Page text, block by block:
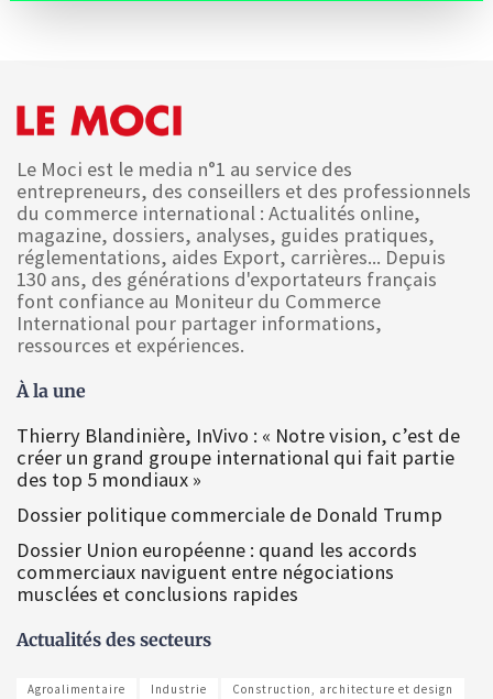
Le Moci est le media n°1 au service des
entrepreneurs, des conseillers et des professionnels
du commerce international : Actualités online,
magazine, dossiers, analyses, guides pratiques,
réglementations, aides Export, carrières... Depuis
130 ans, des générations d'exportateurs français
font confiance au Moniteur du Commerce
International pour partager informations,
ressources et expériences.
À la une
Thierry Blandinière, InVivo : « Notre vision, c’est de
créer un grand groupe international qui fait partie
des top 5 mondiaux »
Dossier politique commerciale de Donald Trump
Dossier Union européenne : quand les accords
commerciaux naviguent entre négociations
musclées et conclusions rapides
Actualités des secteurs
Agroalimentaire Industrie Construction, architecture et design